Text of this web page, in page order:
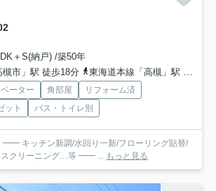
＋S(納戸) /築50年
市」駅 徒歩18分
東海道本線「高槻」駅 徒歩19分
ーター 角部屋
リフォーム済
ット
バス・トイレ別
キッチン新調/水回り一新/フローリング貼替/
天井クロス貼替/ハウスクリーニング…等 ━━ ...
もっと見る